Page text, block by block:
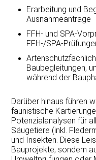
Erarbeitung und
Ausnahmeanträge
FFH- und SPA-
FFH-/SPA-
Baubegleitungen,
während der
Darüber hinaus führen
faunistische
Potenzialanalysen für
Säugetiere (inkl.
und Insekten. Diese
Bauprojekte, sondern